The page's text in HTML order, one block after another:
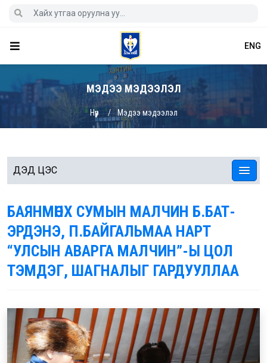
ENG
МЭДЭЭ МЭДЭЭЛЭЛ
Нүүр Мэдээ мэдээлэл
ДЭД ЦЭС
БАЯНМӨНХ СУМЫН МАЛЧИН Б.БАТ-
ЭРДЭНЭ, П.БАЙГАЛЬМАА НАРТ
“УЛСЫН АВАРГА МАЛЧИН”-Ы ЦОЛ
ТЭМДЭГ, ШАГНАЛЫГ ГАРДУУЛЛАА